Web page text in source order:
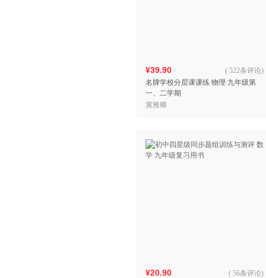
¥39.90
名牌学校分层课课练 物理 九年级第
一、二学期
( 522条评论)
冀雅卿
¥20.90 ( 56条评论)